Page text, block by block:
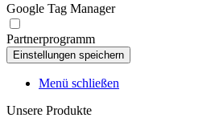
Google Tag Manager
Partnerprogramm
Menü schließen
Unsere Produkte